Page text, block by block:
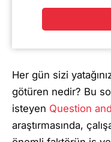
Her gün sizi
götüren nedir? Bu
isteyen Question
araştırmasında,